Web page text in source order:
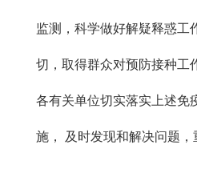
监测，科学做好解疑释惑工
切，取得群众对预防接种工
各有关单位切实落实上述免
施， 及时发现和解决问题，